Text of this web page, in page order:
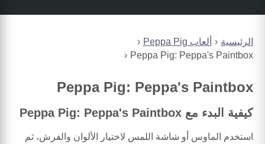
الرئيسية
ألعاب Peppa Pig
Peppa Pig: Peppa's Paintbox
Peppa Pig: Peppa's Paintbox
كيفية البدء مع Peppa Pig: Peppa's Paintbox
استخدم الماوس أو شاشة اللمس لاختيار الألوان والفرش، ثم